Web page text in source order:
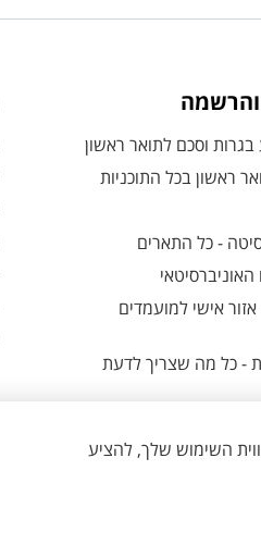
והרשמה
וסכם לתואר ראשון
ראשון בכל התוכניות
- כל התארים
אישי למועמדים
- כל מה שצריך לדעת